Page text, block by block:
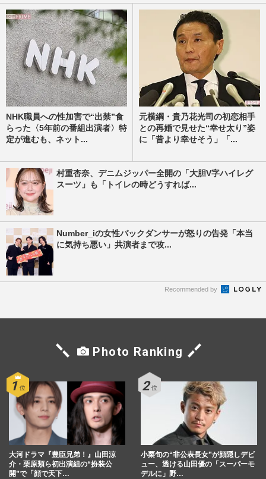
NHK職員への性加害で“出禁”食
らった〈5年前の番組出演者〉特
定が進むも、ネット...
元横綱・貴乃花光司の初恋相手
との再婚で見せた“幸せ太り”姿
に「昔より幸せそう」「...
村重杏奈、デニムジッパー全開の「大胆V字ハイレグ
スーツ」も「トイレの時どうすれば...
Number_iの女性バックダンサーが怒りの告発「本当
に気持ち悪い」共演者まで攻...
Recommended by
Photo Ranking
大河ドラマ『豊臣兄弟！』山田涼
介・栗原類ら初出演組の“扮装公
開”で「顔で天下…
小栗旬の“非公表長女”が顔隠しデビ
ュー、透ける山田優の「スーパーモ
デルに」野…